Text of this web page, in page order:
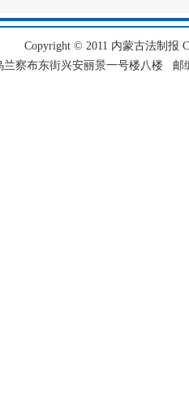
Copyright © 2011 内蒙古法制报
察布东街兴安丽景一号楼八楼 邮